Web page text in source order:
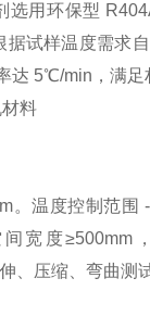
用环保型
试样温度需求
达 5℃/min，满足
。温度控制范
度≥500mm
、压缩、弯曲测试